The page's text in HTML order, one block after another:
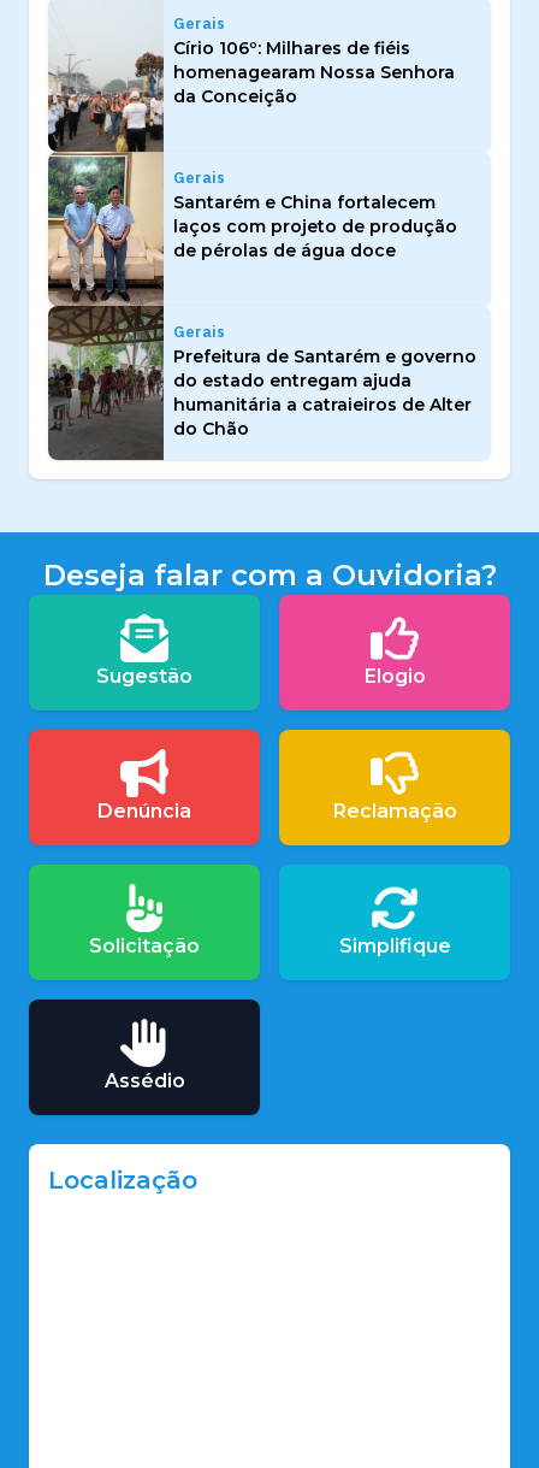
Gerais
Círio 106º: Milhares de fiéis
homenagearam Nossa Senhora
da Conceição
Gerais
Santarém e China fortalecem
laços com projeto de produção
de pérolas de água doce
Gerais
Prefeitura de Santarém e governo
do estado entregam ajuda
humanitária a catraieiros de Alter
do Chão
Deseja falar com a Ouvidoria?
Sugestão Elogio
Denúncia Reclamação
Solicitação Simplifique
Assédio
Localização